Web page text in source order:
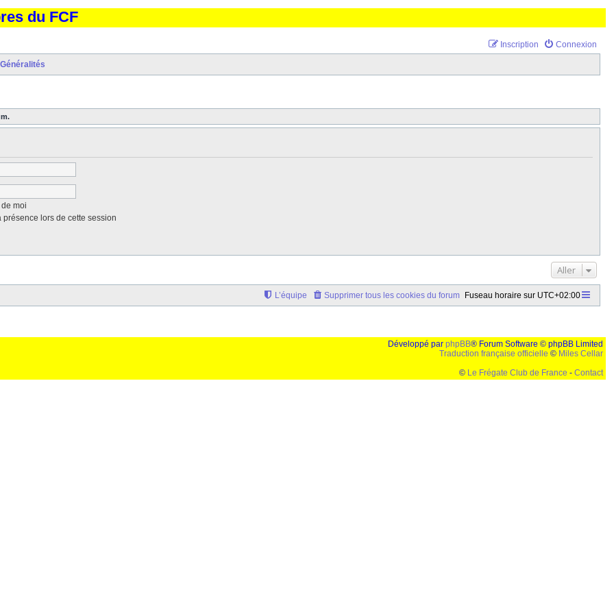
du FCF
Connexion
Inscription
Généralités
moi
présence lors de cette session
Aller
Fuseau horaire sur UTC+02:00
Supprimer tous les cookies du forum
L’équipe
Développé par phpBB® Forum Software © phpBB Limited
Traduction française officielle © Miles Cellar
© Le Frégate Club de France - Contact